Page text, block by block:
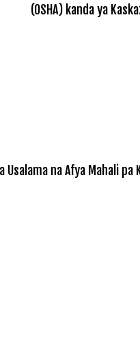
(OSHA) kanda ya
Usalama na Afya Mahali